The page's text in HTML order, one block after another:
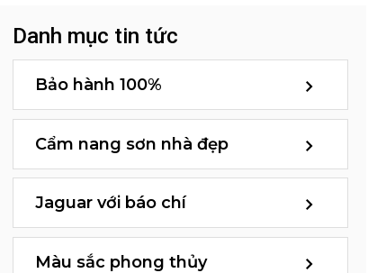
Danh mục tin tức
Bảo hành 100%
Cẩm nang sơn nhà đẹp
Jaguar với báo chí
Màu sắc phong thủy